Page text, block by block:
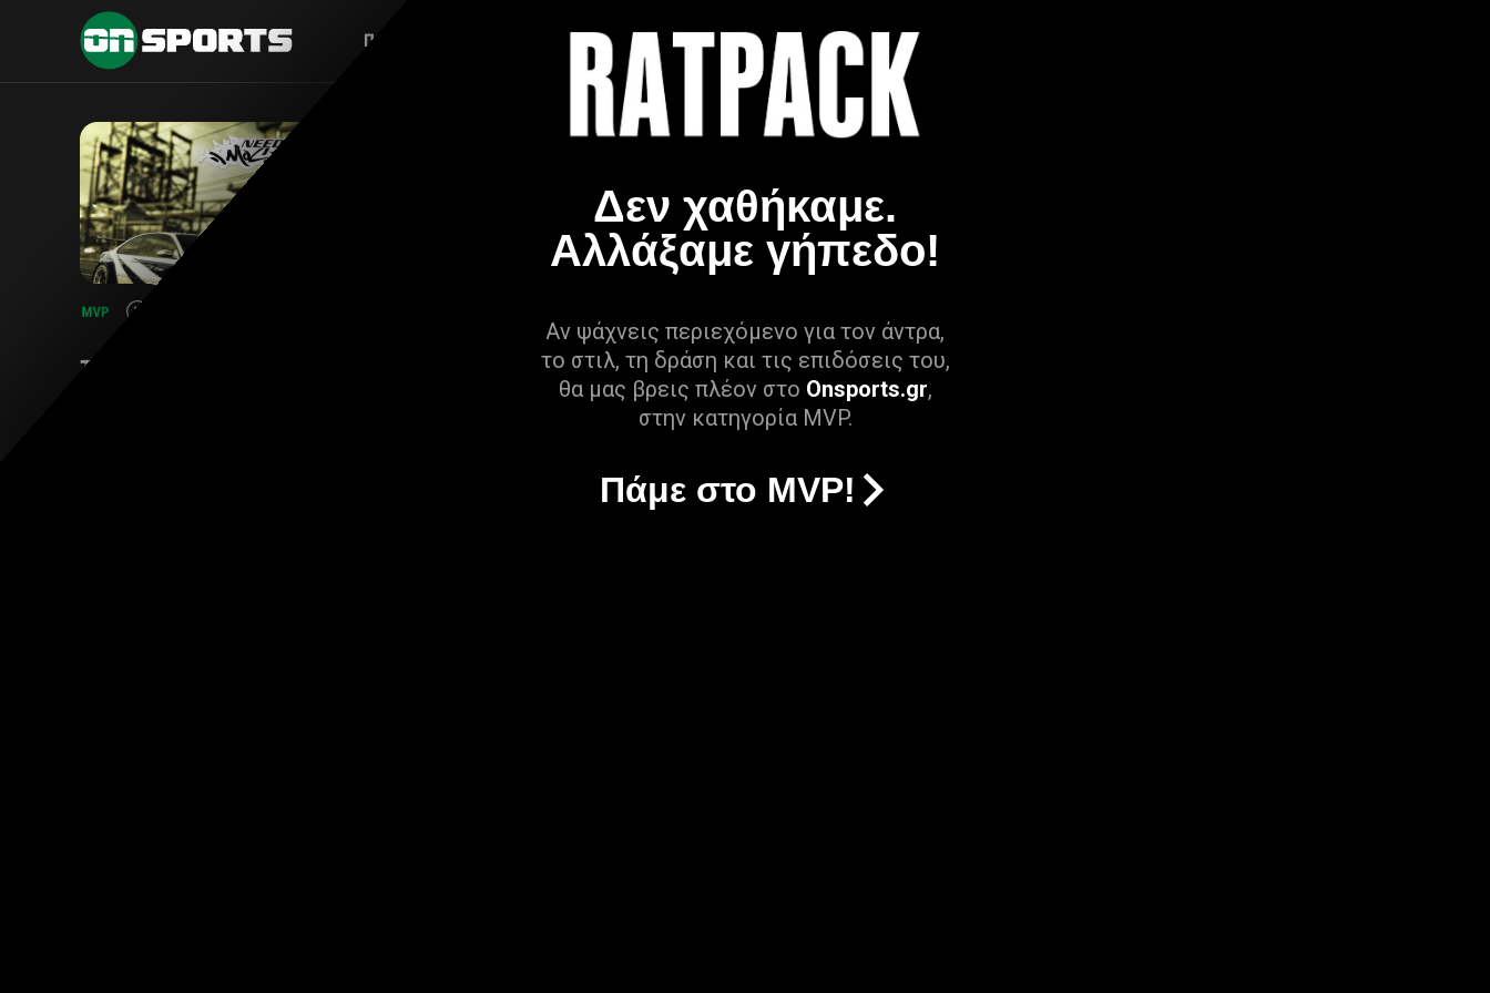
Δεν χαθήκαμε.
Αλλάξαμε γήπεδο!
Αν ψάχνεις περιεχόμενο για τον άντρα,
το στιλ, τη δράση και τις επιδόσεις του,
θα μας βρεις πλέον στο Onsports.gr,
στην κατηγορία MVP.
Πάμε στο MVP!